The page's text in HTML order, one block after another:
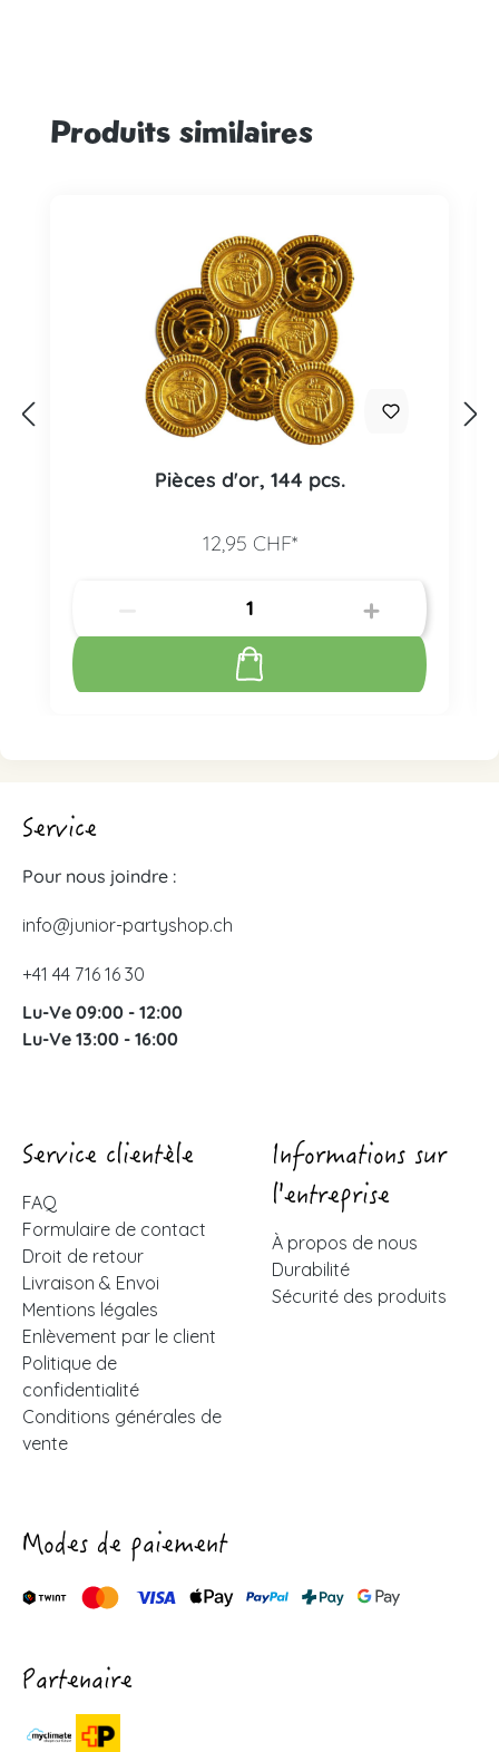
Ignorer la galerie de produits
Produits similaires
Pièces d'or, 144 pcs.
12,95 CHF*
Service
Pour nous joindre :
info@junior-partyshop.ch
+41 44 716 16 30
Lu-Ve 09:00 - 12:00
Lu-Ve 13:00 - 16:00
Service clientèle
FAQ
Formulaire de contact
Droit de retour
Livraison & Envoi
Mentions légales
Enlèvement par le client
Politique de
confidentialité
Conditions générales de
vente
Informations sur
l'entreprise
À propos de nous
Durabilité
Sécurité des produits
Modes de paiement
Partenaire